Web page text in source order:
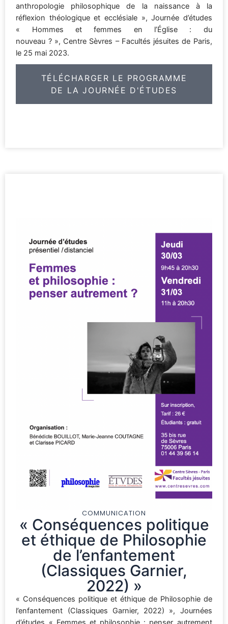
anthropologie philosophique de la naissance à la
réflexion théologique et ecclésiale », Journée d’études
« Hommes et femmes en l’Église : du
nouveau ? », Centre Sèvres – Facultés jésuites de Paris,
le 25 mai 2023.
TÉLÉCHARGER LE PROGRAMME
DE LA JOURNÉE D'ÉTUDES
COMMUNICATION
« Conséquences politique
et éthique de Philosophie
de l’enfantement
(Classiques Garnier,
2022) »
« Conséquences politique et éthique de Philosophie de
l’enfantement (Classiques Garnier, 2022) », Journées